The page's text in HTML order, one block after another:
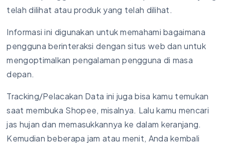
telah dilihat atau produk yang telah dilihat.
Informasi ini digunakan untuk memahami bagaimana
pengguna berinteraksi dengan situs web dan untuk
mengoptimalkan pengalaman pengguna di masa
depan.
Tracking/Pelacakan Data ini juga bisa kamu temukan
saat membuka Shopee, misalnya. Lalu kamu mencari
jas hujan dan memasukkannya ke dalam keranjang.
Kemudian beberapa jam atau menit, Anda kembali